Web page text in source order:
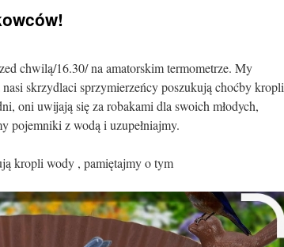
chwilą/16.30/ na amatorskim termometrze. My
skrzydlaci sprzymierzeńcy poszukują choćby kropli
oni uwijają się za robakami dla swoich młodych,
pojemniki z wodą i uzupełniajmy.
kropli wody , pamiętajmy o tym